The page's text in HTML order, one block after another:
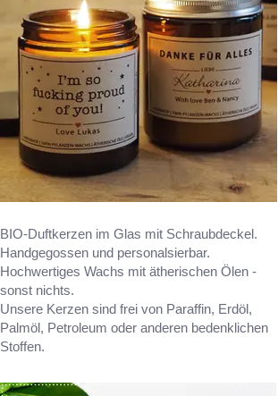
BIO-Duftkerzen im Glas mit Schraubdeckel.
Handgegossen und personalsierbar.
Hochwertiges Wachs mit ätherischen Ölen -
sonst nichts.
Unsere Kerzen sind frei von Paraffin, Erdöl,
Palmöl, Petroleum oder anderen bedenklichen
Stoffen.